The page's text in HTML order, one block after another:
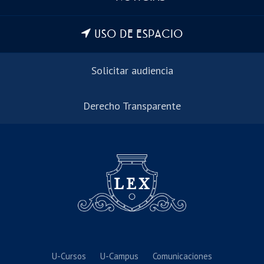
USO DE ESPACIO
Solicitar audiencia
Derecho Transparente
U-Cursos U-Campus Comunicaciones